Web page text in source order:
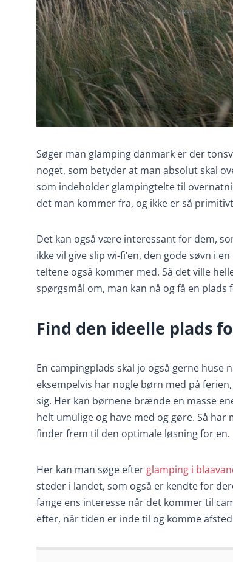
Søger man glamping danmark er der
noget, som betyder at man absolut skal
som indeholder glampingtelte til
det man kommer fra, og ikke er så
Det kan også være interessant for dem,
ikke vil give slip wi-fi’en, den gode søvn i
teltene også kommer med. Så det ville
spørgsmål om, man kan nå og få en
Find den ideelle plads
En campingplads skal jo også gerne
eksempelvis har nogle børn med på
sig. Her kan børnene brænde en masse
helt umulige og have med og gøre. Så
finder frem til den optimale løsning for en.
Her kan man søge efterglamping i
steder i landet, som også er kendte for
fange ens interesse når det kommer til
efter, når tiden er inde til og komme